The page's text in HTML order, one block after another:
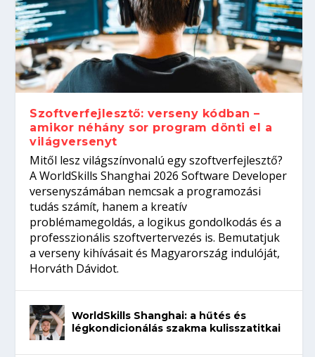
Kitalálod, mire használják ezeket a
gépeket?
Nem sikerült az egyetemi felvételi?
Tanulj szakmát!
Szoftverfejlesztő: verseny kódban –
amikor néhány sor program dönti el a
világversenyt...
Digitális detox – hogyan kapcsolódj ki
telefon nélkül?
Szoftverfejlesztő: verseny kódban –
amikor néhány sor program dönti el a
világversenyt
Mitől lesz világszínvonalú egy szoftverfejlesztő?
A WorldSkills Shanghai 2026 Software Developer
versenyszámában nemcsak a programozási
tudás számít, hanem a kreatív
problémamegoldás, a logikus gondolkodás és a
professzionális szoftvertervezés is. Bemutatjuk
a verseny kihívásait és Magyarország indulóját,
Horváth Dávidot.
WorldSkills Shanghai: a hűtés és
légkondicionálás szakma kulisszatitkai